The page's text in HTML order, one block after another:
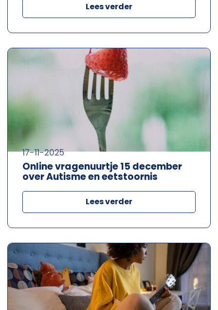
Lees verder
Online vragenuurtje 15 december
over Autisme en eetstoornis
17-11-2025
Lees verder